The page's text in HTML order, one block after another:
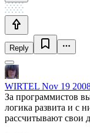
Reply
WIRTEL Nov 19
За программистов
логика развита и с
рассчитывают свои